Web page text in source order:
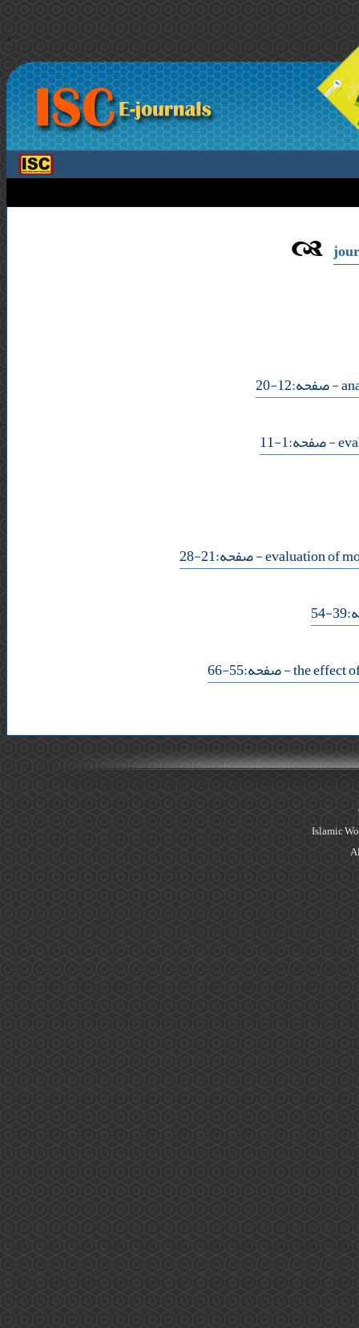
>
- صفحه:12-20
- صفحه:1-11
- صفحه:21-28
- صفحه:55-66
Islamic